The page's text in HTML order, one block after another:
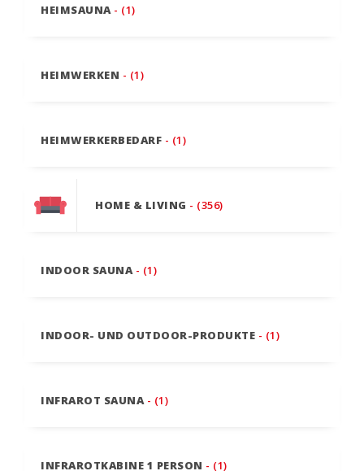
HEIMSAUNA - (1)
HEIMWERKEN - (1)
HEIMWERKERBEDARF - (1)
HOME & LIVING - (356)
INDOOR SAUNA - (1)
INDOOR- UND OUTDOOR-PRODUKTE - (1)
INFRAROT SAUNA - (1)
INFRAROTKABINE 1 PERSON - (1)